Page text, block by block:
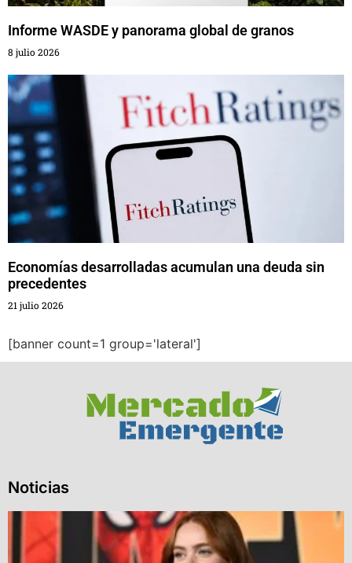
Informe WASDE y panorama global de granos
8 julio 2026
Economías desarrolladas acumulan una deuda sin
precedentes
21 julio 2026
[banner count=1 group='lateral']
Noticias